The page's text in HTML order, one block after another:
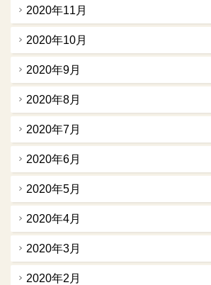
2020年11月
2020年10月
2020年9月
2020年8月
2020年7月
2020年6月
2020年5月
2020年4月
2020年3月
2020年2月